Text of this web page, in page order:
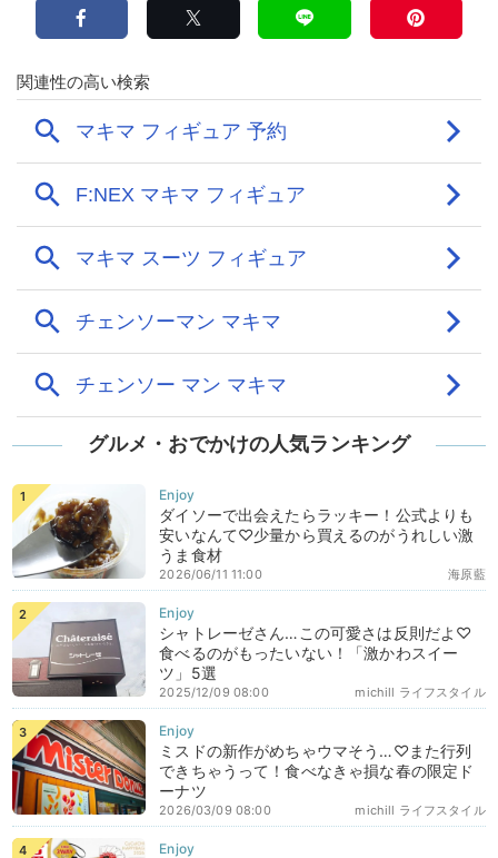
グルメ・おでかけの人気ランキング
ダイソーで出会えたらラッキー！公式よりも
安いなんて♡少量から買えるのがうれしい激
うま食材
海原藍
2026/06/11 11:00
シャトレーゼさん…この可愛さは反則だよ♡
食べるのがもったいない！「激かわスイー
ツ」5選
michill ライフスタイル
2025/12/09 08:00
ミスドの新作がめちゃウマそう…♡また行列
できちゃうって！食べなきゃ損な春の限定ド
ーナツ
michill ライフスタイル
2026/03/09 08:00